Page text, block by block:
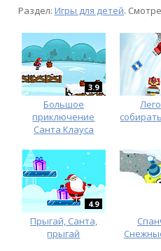
Раздел: Игры для детей.
3.9
Большое
приключение
Санта Клауса
4.9
Прыгай, Санта,
прыгай